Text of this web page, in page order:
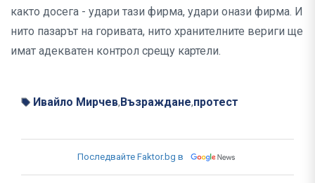
както досега - удари тази фирма, удари онази фирма. И
нито пазарът на горивата, нито хранителните вериги ще
имат адекватен контрол срещу картели.
Ивайло Мирчев, Възраждане,протест
Последвайте Faktor.bg в